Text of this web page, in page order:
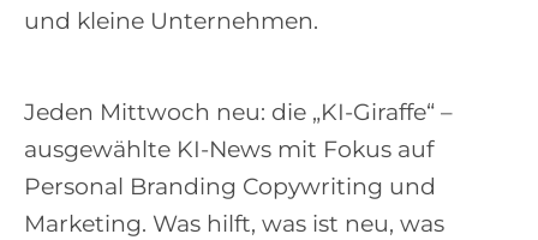
-
und kleine Unternehmen.
Jeden Mittwoch neu: die „KI-Giraffe“ –
ausgewählte KI-News mit Fokus auf
Personal Branding Copywriting und
Marketing. Was hilft, was ist neu, was